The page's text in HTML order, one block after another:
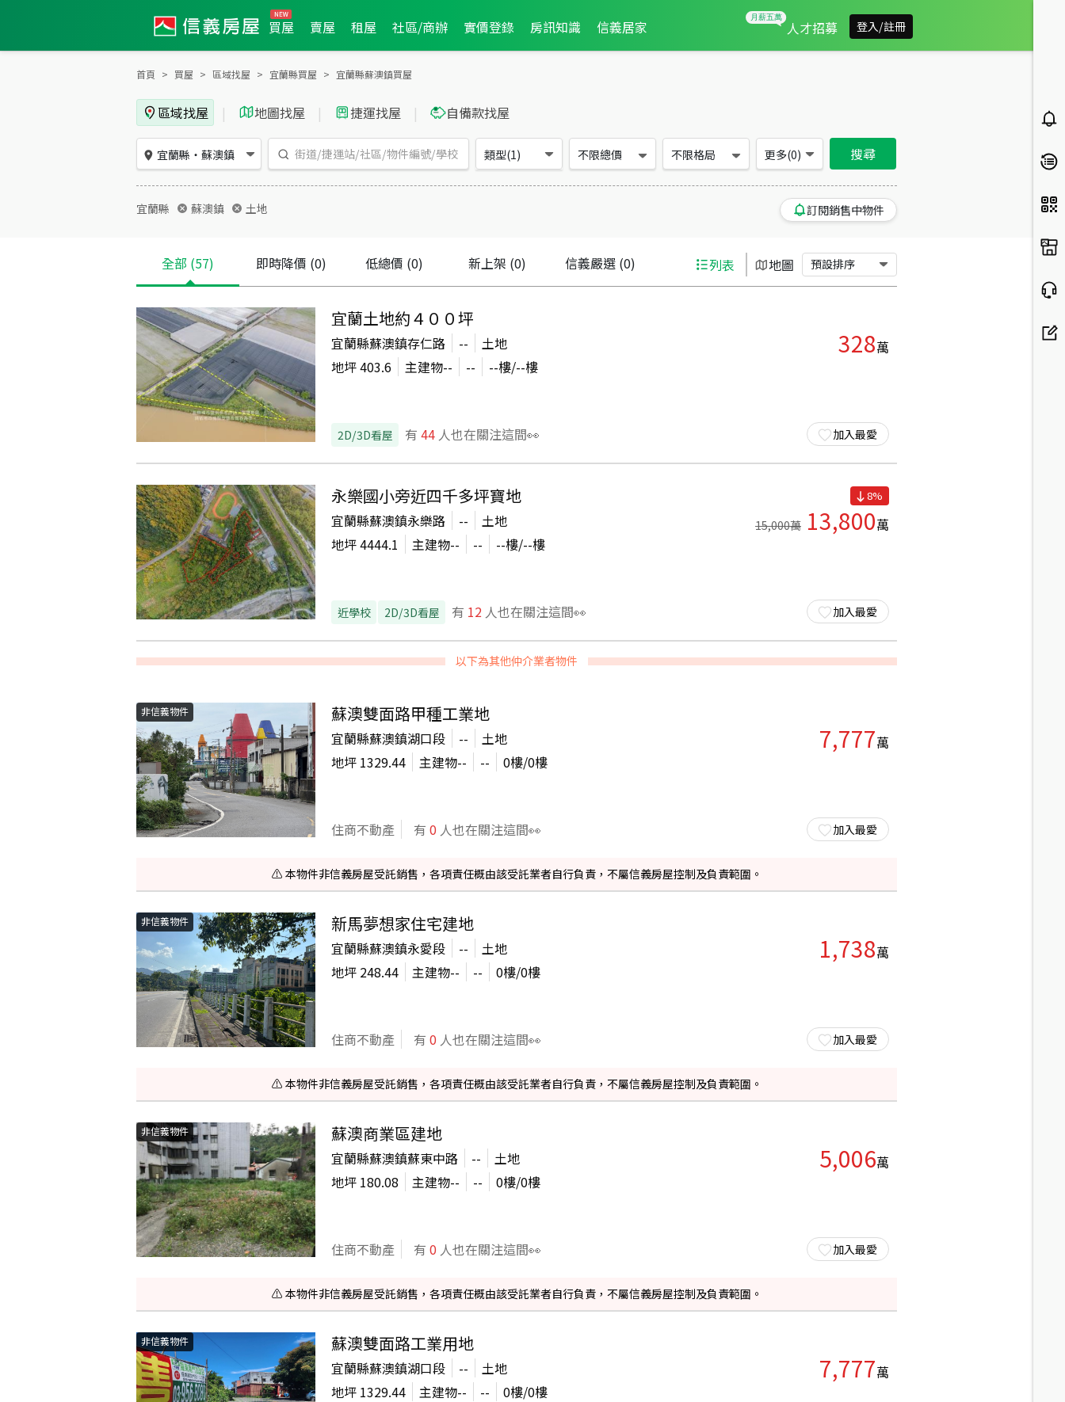
買屋 賣屋 租屋 社區/商辦 實價登錄 房訊知識 信義居家 人才招募 登入/註冊
首頁 買屋 區域找屋 宜蘭縣買屋 宜蘭縣蘇澳鎮買屋
區域找屋 | 地圖找屋 | 捷運找屋 | 自備款找屋
宜蘭縣 ・ 蘇澳鎮 類型(1) 不限總價 不限格局 更多(0) 搜尋
宜蘭縣 蘇澳鎮 土地 訂閱銷售中物件
全部 (57) 即時降價 (0) 低總價 (0) 新上架 (0) 信義嚴選(0) 列表 地圖 預設排序
宜蘭土地約４００坪
宜蘭縣蘇澳鎮存仁路 --
土地
地坪403.6 主建物-- -- --樓/--樓
2D/3D看屋 有 44 人也在關注這間👀
328萬
加入最愛
永樂國小旁近四千多坪寶地
宜蘭縣蘇澳鎮永樂路 --
土地
地坪4444.1 主建物-- -- --樓/--樓
近學校 2D/3D看屋 有 12 人也在關注這間👀
8%
15,000萬 13,800萬
加入最愛
以下為其他仲介業者物件
非信義物件 蘇澳雙面路甲種工業地
宜蘭縣蘇澳鎮湖口段 --
土地
地坪 1329.44 主建物-- -- 0樓/0樓
住商不動產 有 0 人也在關注這間👀
7,777萬
加入最愛
⚠️ 本物件非信義房屋受託銷售，各項責任概由該受託業者自行負責，不屬信義房屋控制及負責範圍。
非信義物件 新馬夢想家住宅建地
宜蘭縣蘇澳鎮永愛段 --
土地
地坪 248.44 主建物-- -- 0樓/0樓
住商不動產 有 0 人也在關注這間👀
1,738萬
加入最愛
⚠️ 本物件非信義房屋受託銷售，各項責任概由該受託業者自行負責，不屬信義房屋控制及負責範圍。
非信義物件 蘇澳商業區建地
宜蘭縣蘇澳鎮蘇東中路 --
土地
地坪 180.08 主建物-- -- 0樓/0樓
住商不動產 有 0 人也在關注這間👀
5,006萬
加入最愛
⚠️ 本物件非信義房屋受託銷售，各項責任概由該受託業者自行負責，不屬信義房屋控制及負責範圍。
非信義物件 蘇澳雙面路工業用地
宜蘭縣蘇澳鎮湖口段 --
土地
地坪 1329.44 主建物-- -- 0樓/0樓
7,777萬